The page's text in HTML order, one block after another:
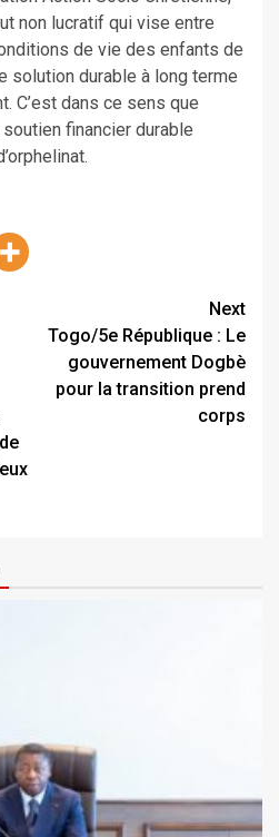
non lucratif qui vise entre
de vie des enfants de
solution durable à long terme
C’est dans ce sens que
financier durable
Next
Togo/5e République : Le
gouvernement Dogbè
pour la transition prend
corps